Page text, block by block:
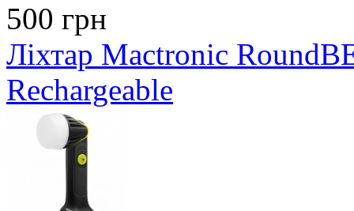
500 грн
Ліхтар Mactronic
Rechargeable